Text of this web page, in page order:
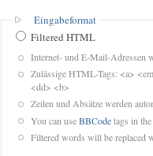
Eingabeformat
Filtered HTML
Internet- und E-Mail-Adressen
Zulässige HTML-Tags: <a>
<dd> <b>
Zeilen und Absätze werden
You can useBBCodetags in
Filtered words will be replaced